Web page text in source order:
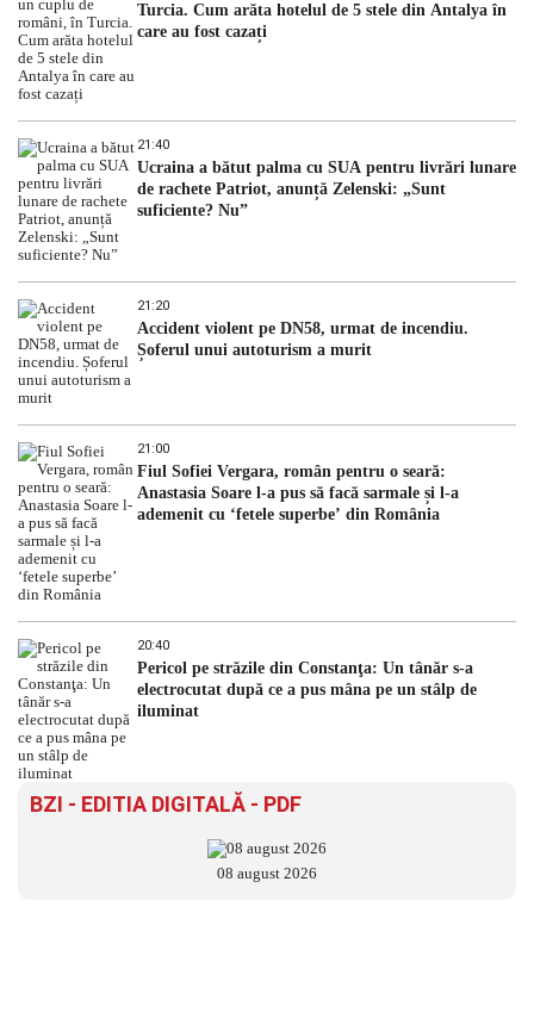
Turcia. Cum arăta hotelul de 5 stele din Antalya în
care au fost cazați
21:40
Ucraina a bătut palma cu SUA pentru livrări lunare
de rachete Patriot, anunță Zelenski: „Sunt
suficiente? Nu”
21:20
Accident violent pe DN58, urmat de incendiu.
Șoferul unui autoturism a murit
21:00
Fiul Sofiei Vergara, român pentru o seară:
Anastasia Soare l-a pus să facă sarmale și l-a
ademenit cu ‘fetele superbe’ din România
20:40
Pericol pe străzile din Constanţa: Un tânăr s-a
electrocutat după ce a pus mâna pe un stâlp de
iluminat
BZI - EDITIA DIGITALĂ - PDF
08 august 2026